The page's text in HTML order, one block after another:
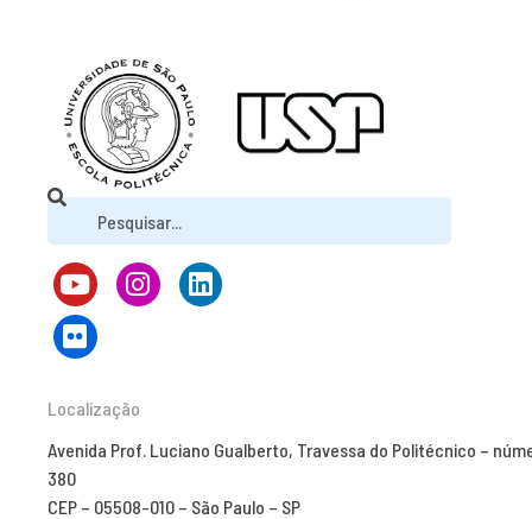
Localização
Avenida Prof. Luciano Gualberto, Travessa do Politécnico –
380
CEP – 05508-010 – São Paulo – SP